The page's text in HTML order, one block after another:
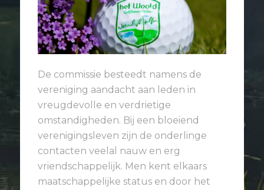
De commissie besteedt namens de
vereniging aandacht aan leden in
vreugdevolle en verdrietige
omstandigheden. Bij een bloeiend
verenigingsleven zijn de onderlinge
contacten veelal nauw en erg
vriendschappelijk. Men kent elkaars
maatschappelijke status en door het